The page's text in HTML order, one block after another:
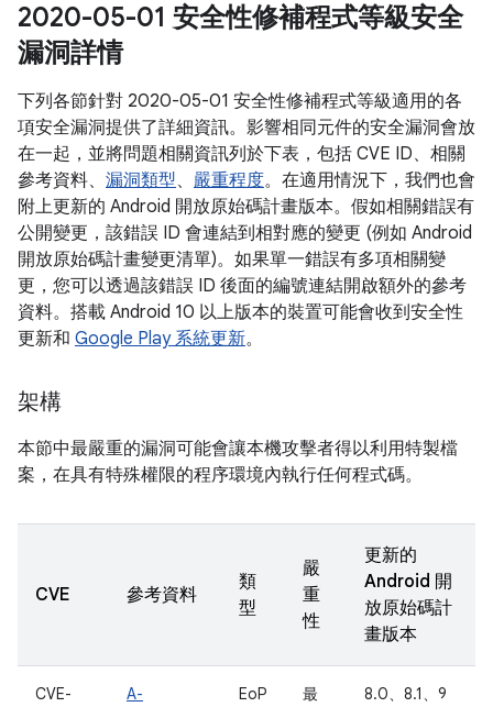
2020-05-01 安全性修補程式等級安全
漏洞詳情
下列各節針對 2020-05-01 安全性修補程式等級適用的各
項安全漏洞提供了詳細資訊。影響相同元件的安全漏洞會放
在一起，並將問題相關資訊列於下表，包括 CVE ID、相關
參考資料、 漏洞類型、 嚴重程度。在適用情況下，我們也會
附上更新的 Android 開放原始碼計畫版本。假如相關錯誤有
公開變更，該錯誤 ID 會連結到相對應的變更 (例如 Android
開放原始碼計畫變更清單)。如果單一錯誤有多項相關變
更，您可以透過該錯誤 ID 後面的編號連結開啟額外的參考
資料。搭載 Android 10 以上版本的裝置可能會收到安全性
更新和 Google Play 系統更新。
架構
本節中最嚴重的漏洞可能會讓本機攻擊者得以利用特製檔
案，在具有特殊權限的程序環境內執行任何程式碼。
CVE 參考資料
類
型
嚴
重
性
更新的
Android 開
放原始碼計
畫版本
CVE-
A-
EoP
最
8.0、8.1、9